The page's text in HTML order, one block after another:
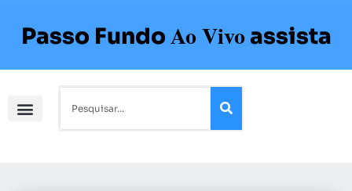
Passo FundoAo Vivoassista